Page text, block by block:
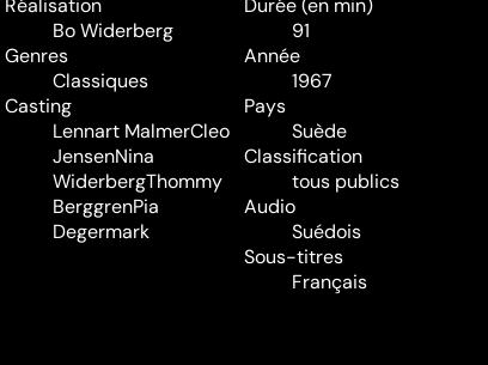
Réalisation
Bo Widerberg
Genres
Classiques
Casting
Lennart MalmerCleo
JensenNina
WiderbergThommy
BerggrenPia
Degermark
Durée (en min)
91
Année
1967
Pays
Suède
Classification
tous publics
Audio
Suédois
Sous-titres
Français